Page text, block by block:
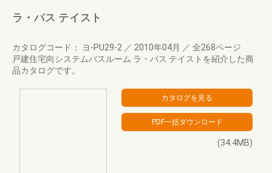
ラ・バス テイスト
カタログコード： ヨ-PU29-2 ／ 2010年04月 ／ 全268ページ
戸建住宅向システムバスルーム ラ・バス テイストを紹介した商
品カタログです。
(34.4MB)